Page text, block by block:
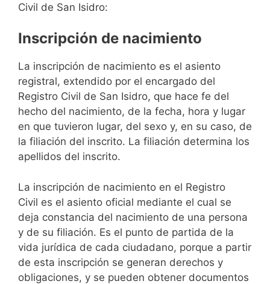
Civil de San Isidro:
Inscripción de nacimiento
La inscripción de nacimiento es el asiento
registral, extendido por el encargado del
Registro Civil de San Isidro, que hace fe del
hecho del nacimiento, de la fecha, hora y lugar
en que tuvieron lugar, del sexo y, en su caso, de
la filiación del inscrito. La filiación determina los
apellidos del inscrito.
La inscripción de nacimiento en el Registro
Civil es el asiento oficial mediante el cual se
deja constancia del nacimiento de una persona
y de su filiación. Es el punto de partida de la
vida jurídica de cada ciudadano, porque a partir
de esta inscripción se generan derechos y
obligaciones, y se pueden obtener documentos